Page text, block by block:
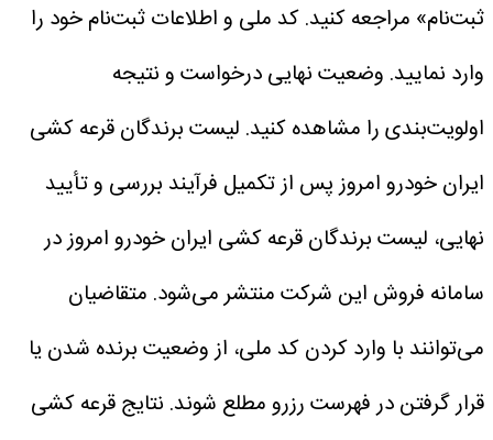
ثبت‌نام» مراجعه کنید.کد ملی و اطلاعات ثبت‌نام خود را
وارد نمایید. وضعیت نهایی درخواست و نتیجه
اولویت‌بندی را مشاهده کنید. لیست برندگان قرعه کشی
ایران خودرو امروزپس از تکمیل فرآیند بررسی و تأیید
نهایی، لیست برندگان قرعه کشی ایران خودرو امروز در
سامانه فروش این شرکت منتشر می‌شود. متقاضیان
می‌توانند با وارد کردن کد ملی، از وضعیت برنده شدن یا
قرار گرفتن در فهرست رزرو مطلع شوند. نتایج قرعه کشی